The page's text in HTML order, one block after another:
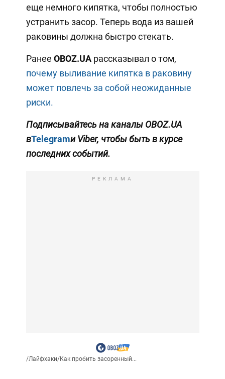
еще немного кипятка, чтобы полностью
устранить засор. Теперь вода из вашей
раковины должна быстро стекать.
Ранее OBOZ.UA рассказывал о том,
почему выливание кипятка в раковину
может повлечь за собой неожиданные
риски.
Подписывайтесь на каналы OBOZ.UA
вTelegramи Viber, чтобы быть в курсе
последних событий.
РЕКЛАМА
/Лайфхаки/Как пробить засоренный...